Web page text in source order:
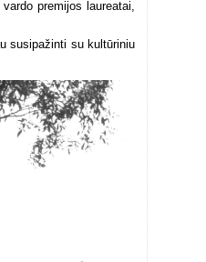
premijos laureatai,
susipažinti su kultūriniu